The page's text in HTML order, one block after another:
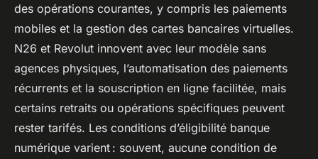
des opérations courantes, y compris les paiements
mobiles et la gestion des cartes bancaires virtuelles.
N26 et Revolut innovent avec leur modèle sans
agences physiques, l’automatisation des paiements
récurrents et la souscription en ligne facilitée, mais
certains retraits ou opérations spécifiques peuvent
rester tarifés. Les conditions d’éligibilité banque
numérique varient : souvent, aucune condition de